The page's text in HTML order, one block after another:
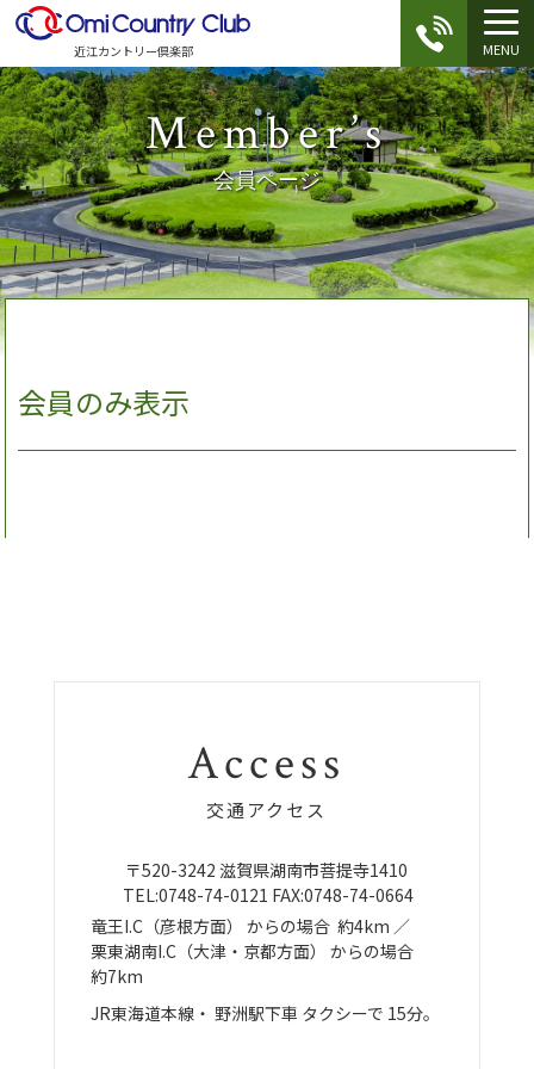
近江カントリー倶楽部 MENU
Member’s
会員ページ
会員のみ表示
Access
交通アクセス
〒520-3242 滋賀県湖南市菩提寺1410
TEL:0748-74-0121 FAX:0748-74-0664
竜王I.C（彦根方面） からの場合 約4km ／
栗東湖南I.C（大津・京都方面）
からの場合
約7km
JR東海道本線・ 野洲駅下車 タクシーで 15分。